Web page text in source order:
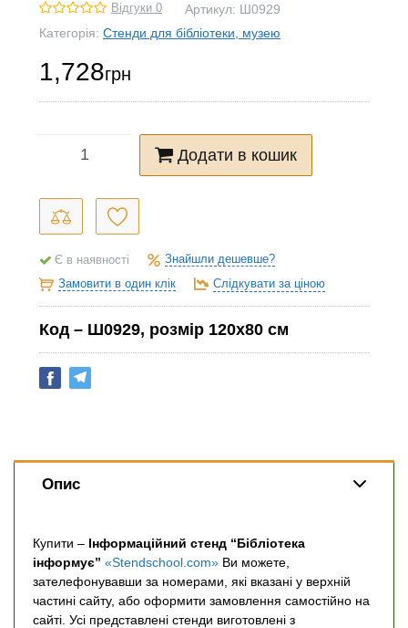
Відгуки 0 Артикул: Ш0929
Категорія: Стенди для бібліотеки, музею
1,728грн
Додати в кошик
Є в наявності
Знайшли дешевше?
Замовити в один клік
Слідкувати за ціною
Код – Ш0929, розмір 120х80 см
Опис
Купити – Інформаційний стенд “Бібліотека
інформує” «Stendschool.com» Ви можете,
зателефонувавши за номерами, які вказані у верхній
частині сайту, або оформити замовлення самостійно на
сайті. Усі представлені стенди виготовлені з